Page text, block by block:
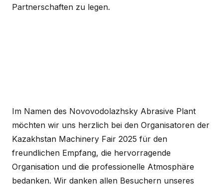
Partnerschaften zu legen.
Im Namen des Novovodolazhsky Abrasive Plant
möchten wir uns herzlich bei den Organisatoren der
Kazakhstan Machinery Fair 2025 für den
freundlichen Empfang, die hervorragende
Organisation und die professionelle Atmosphäre
bedanken. Wir danken allen Besuchern unseres